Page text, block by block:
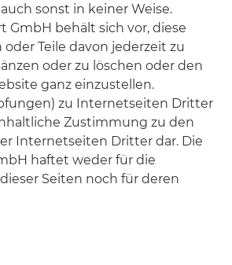
sonst in keiner Weise.
GmbH behält sich vor, diese
Teile davon jederzeit zu
oder zu löschen oder den
ganz einzustellen.
zu Internetseiten Dritter
Zustimmung zu den
Internetseiten Dritter dar. Die
haftet weder für die
Seiten noch für deren